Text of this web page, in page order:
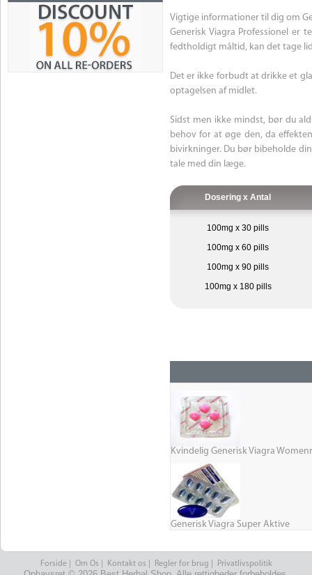
Vigtige informationer til dig om
Generisk Viagra Professionel
fedtholdigt måltid, kan det tage
Det er ikke forbudt at drikke et
optagelsen af midlet.
Sidst men ikke mindst, bør du
behov for at øge den, da
bivirkninger. Du bør bibeholde
tale med din læge.
Dosering x Antal
100mg x 30 pills
100mg x 60 pills
100mg x 90 pills
100mg x 180 pills
Kvindelig Generisk Viagra
Generisk Viagra Super Aktive
Forside| Om Os Kontakt os Regler for brug Privatlivspolitik